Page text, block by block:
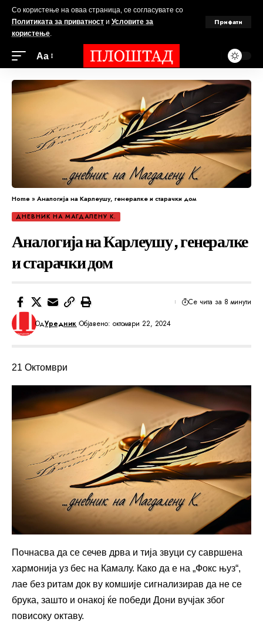
Со користење на оваа страница, се согласувате со
Политиката за приватност и Условите за
користење.
Прифати
Аа
Home»Аналогија на Карлеушу, генералке и старачки дом
ДНЕВНИК НА МАГДАЛЕНУ К.
Аналогија на Карлеушу, генералке
и старачки дом
ОдУредник Објавено: октомври 22, 2024
Се чита за 8 минути
21 Октомври
Почнасва да се сечев дрва и тија звуци су савршена
хармонија уз бес на Камалу. Како да е на „Фокс њуз“,
лае без ритам док ву комшије сигнализирав да не се
брука, зашто и онакој ќе победи Дони вучјак због
повисоку октаву.